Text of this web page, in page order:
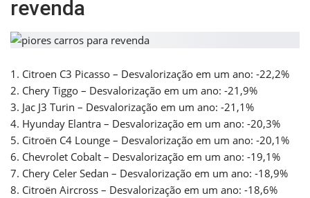
revenda
1. Citroen C3 Picasso – Desvalorização em um ano: -22,2%
2. Chery Tiggo – Desvalorização em um ano: -21,9%
3. Jac J3 Turin – Desvalorização em um ano: -21,1%
4. Hyunday Elantra – Desvalorização em um ano: -20,3%
5. Citroën C4 Lounge – Desvalorização em um ano: -20,1%
6. Chevrolet Cobalt – Desvalorização em um ano: -19,1%
7. Chery Celer Sedan – Desvalorização em um ano: -18,9%
8. Citroën Aircross – Desvalorização em um ano: -18,6%